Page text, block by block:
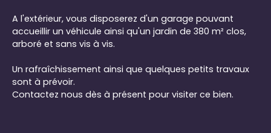
A l'extérieur, vous disposerez d'un garage pouvant
accueillir un véhicule ainsi qu'un jardin de 380 m² clos,
arboré et sans vis à vis.
Un rafraîchissement ainsi que quelques petits travaux
sont à prévoir.
Contactez nous dès à présent pour visiter ce bien.